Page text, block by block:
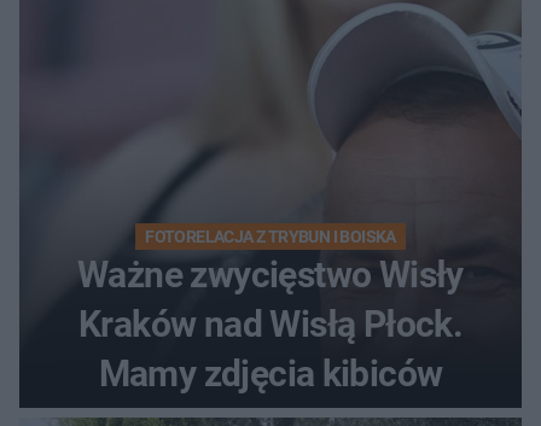
FOTORELACJA Z TRYBUN I BOISKA
Ważne zwycięstwo Wisły
Kraków nad Wisłą Płock.
Mamy zdjęcia kibiców